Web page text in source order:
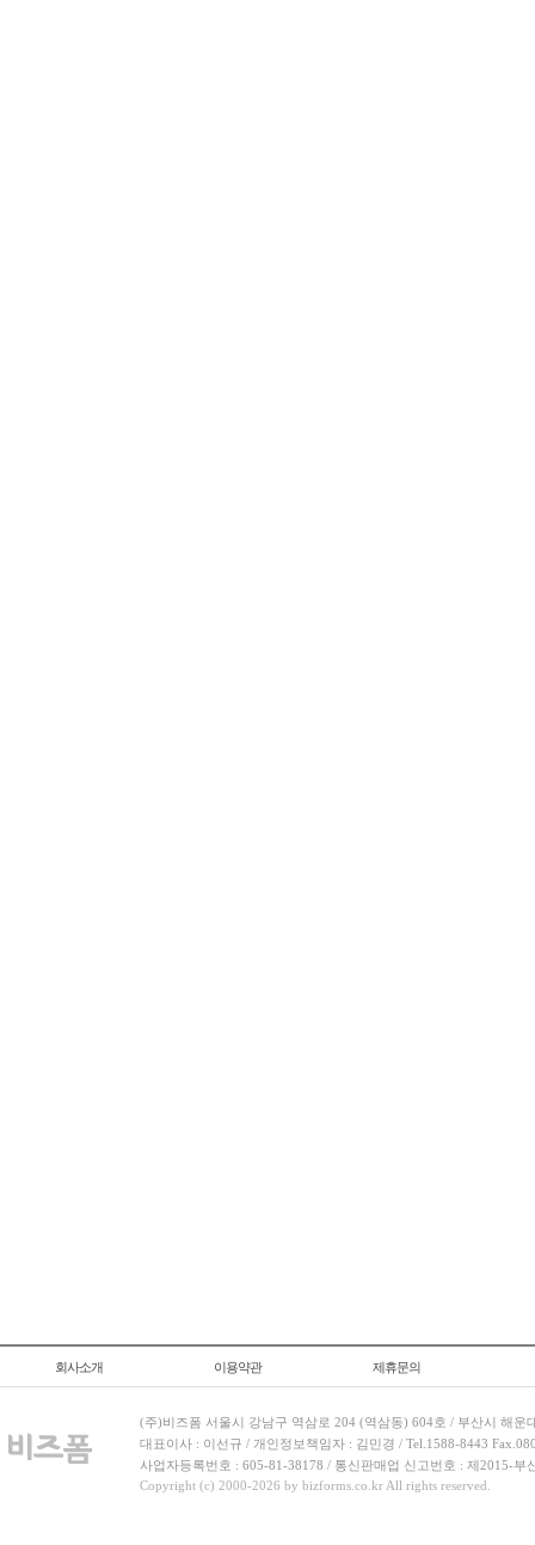
회사소개 이용약관 제휴문의
(주)비즈폼 서울시 강남구 역삼로 204 (역삼동) 604호 / 부산시 해운
대표이사 : 이선규 / 개인정보책임자 : 김민경 / Tel.1588-8443
사업자등록번호 : 605-81-38178 / 통신판매업 신고번호 : 제2015-부
Copyright (c) 2000-2026 by bizforms.co.kr All rights reserved.